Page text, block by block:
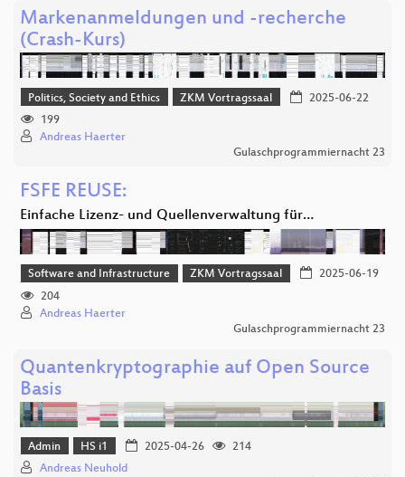
Markenanmeldungen und -recherche
(Crash-Kurs)
Politics, Society and Ethics ZKM Vortragssaal
2025-06-22
199
Andreas Haerter
Gulaschprogrammiernacht 23
FSFE REUSE:
Einfache Lizenz- und Quellenverwaltung für…
Software and Infrastructure ZKM Vortragssaal
2025-06-19
204
Andreas Haerter
Gulaschprogrammiernacht 23
Quantenkryptographie auf Open Source
Basis
Admin HS i1 2025-04-26
214
Andreas Neuhold